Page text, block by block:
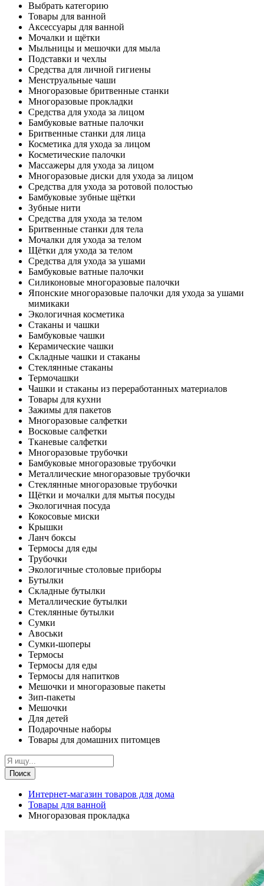
Выбрать категорию
Товары для ванной
Аксессуары для ванной
Мочалки и щётки
Мыльницы и мешочки для мыла
Подставки и чехлы
Средства для личной гигиены
Менструальные чаши
Многоразовые бритвенные станки
Многоразовые прокладки
Средства для ухода за лицом
Бамбуковые ватные палочки
Бритвенные станки для лица
Косметика для ухода за лицом
Косметические палочки
Массажеры для ухода за лицом
Многоразовые диски для ухода за лицом
Средства для ухода за ротовой полостью
Бамбуковые зубные щётки
Зубные нити
Средства для ухода за телом
Бритвенные станки для тела
Мочалки для ухода за телом
Щётки для ухода за телом
Средства для ухода за ушами
Бамбуковые ватные палочки
Силиконовые многоразовые палочки
Японские многоразовые палочки для ухода за ушами
мимикаки
Экологичная косметика
Стаканы и чашки
Бамбуковые чашки
Керамические чашки
Складные чашки и стаканы
Стеклянные стаканы
Термочашки
Чашки и стаканы из переработанных материалов
Товары для кухни
Зажимы для пакетов
Многоразовые салфетки
Восковые салфетки
Тканевые салфетки
Многоразовые трубочки
Бамбуковые многоразовые трубочки
Металлические многоразовые трубочки
Стеклянные многоразовые трубочки
Щётки и мочалки для мытья посуды
Экологичная посуда
Кокосовые миски
Крышки
Ланч боксы
Термосы для еды
Трубочки
Экологичные столовые приборы
Бутылки
Складные бутылки
Металлические бутылки
Стеклянные бутылки
Сумки
Авоськи
Сумки-шоперы
Термосы
Термосы для еды
Термосы для напитков
Мешочки и многоразовые пакеты
Зип-пакеты
Мешочки
Для детей
Подарочные наборы
Товары для домашних питомцев
Поиск
Интернет-магазин товаров для дома
Товары для ванной
Многоразовая прокладка